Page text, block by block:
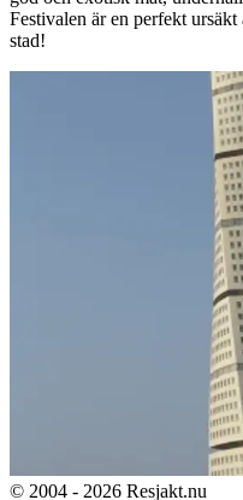
Festivalen är en perfekt
stad!
© 2004 - 2026 Resjakt.nu